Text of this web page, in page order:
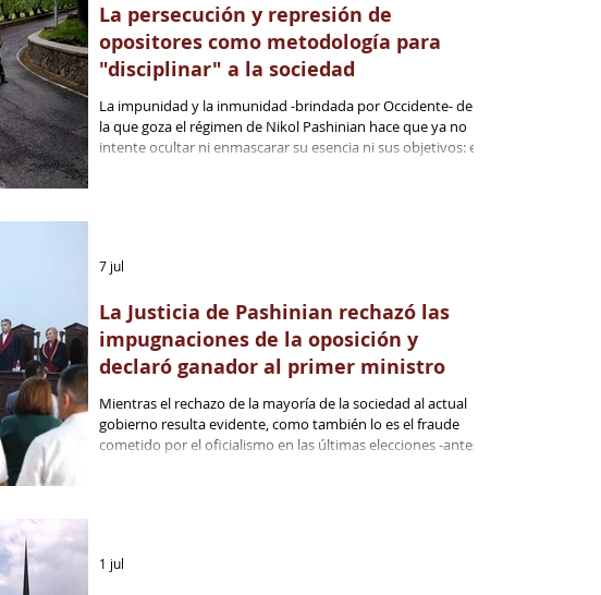
La persecución y represión de
opositores como metodología para
"disciplinar" a la sociedad
La impunidad y la inmunidad -brindada por Occidente- de
la que goza el régimen de Nikol Pashinian hace que ya no
intente ocultar ni enmascarar su esencia ni sus objetivos: el
La Justicia de Pashinian rechazó las
impugnaciones de la oposición y
declaró ganador al primer ministro
Mientras el rechazo de la mayoría de la sociedad al actual
gobierno resulta evidente, como también lo es el fraude
cometido por el oficialismo en las últimas elecciones -antes,
7 jul
1 jul